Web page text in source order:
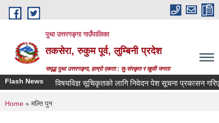
Skip to main content
पुथा उत्तरगङ्गा गाउँपालिका
तकसेरा, रुकुम पूर्व, लुम्बिनी प्रदेश
समृद्ध पुथा उत्तरगङ्गा, हाम्रो एकता : सु-संस्कृत र खुसी जनता
Flash Newsविषयविज्ञ सूचिकृतको लागि निवेदन पेश सूचना प्रकासन गरिएको
You are here
Home » मल्ति पुन